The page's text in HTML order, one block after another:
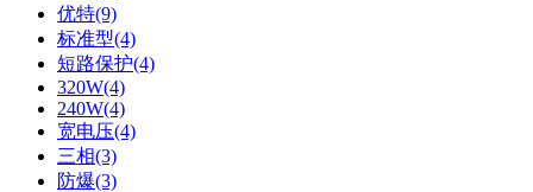
优特(9)
标准型(4)
短路保护(4)
320W(4)
240W(4)
宽电压(4)
三相(3)
防爆(3)